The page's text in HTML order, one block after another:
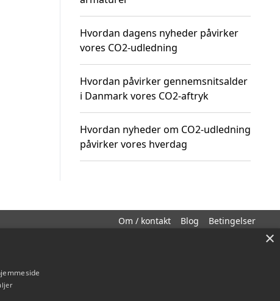
Hvordan dagens nyheder påvirker
vores CO2-udledning
Hvordan påvirker gennemsnitsalder
i Danmark vores CO2-aftryk
Hvordan nyheder om CO2-udledning
påvirker vores hverdag
Om / kontakt Blog Betingelser
×